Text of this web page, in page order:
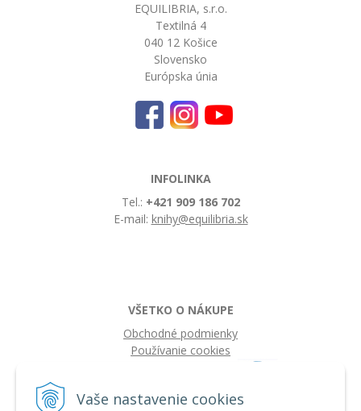
Vaše nastavenie cookies
EQUILIBRIA, s.r.o.
Textilná 4
040 12 Košice
Slovensko
Európska únia
INFOLINKA
Tel.: +421 909 186 702
E-mail: knihy@equilibria.sk
VŠETKO O NÁKUPE
Obchodné podmienky
Používanie cookies